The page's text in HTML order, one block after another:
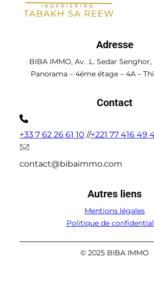
Adresse
BIBA IMMO, Av. .L. Sedar
Panorama – 4éme étage – 4A –
Contact
+33 7 62 26 61 10 //+221 77 416 49
contact@bibaimmo.com
Autres liens
Mentions légales
Politique de
© 2025 BIBA IMMO